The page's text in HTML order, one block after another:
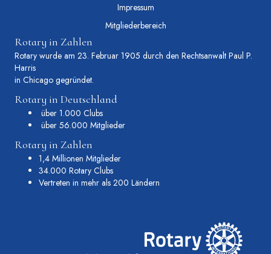
Impressum
Mitgliederbereich
Rotary in Zahlen
Rotary wurde am 23. Februar 1905 durch den Rechtsanwalt Paul P.
Harris
in Chicago gegründet.
Rotary in Deutschland
über 1.000 Clubs
über 56.000 Mitglieder
Rotary in Zahlen
1,4 Millionen Mitglieder
34.000 Rotary Clubs
Vertreten in mehr als 200 Ländern